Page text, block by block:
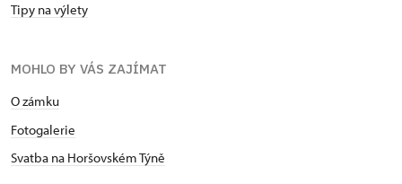
Tipy na výlety
MOHLO BY VÁS ZAJÍMAT
O zámku
Fotogalerie
Svatba na Horšovském Týně